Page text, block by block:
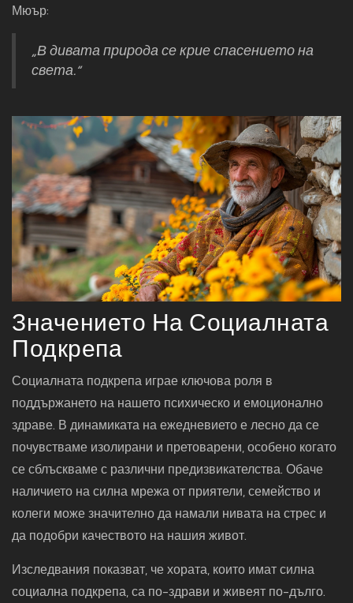
Мюър:
„В дивата природа се крие спасението на
света.“
Значението На Социалната
Подкрепа
Социалната подкрепа играе ключова роля в
поддържането на нашето психическо и емоционално
здраве. В динамиката на ежедневието е лесно да се
почувстваме изолирани и претоварени, особено когато
се сблъскваме с различни предизвикателства. Обаче
наличието на силна мрежа от приятели, семейство и
колеги може значително да намали нивата на стрес и
да подобри качеството на нашия живот.
Изследвания показват, че хората, които имат силна
социална подкрепа, са по-здрави и живеят по-дълго.